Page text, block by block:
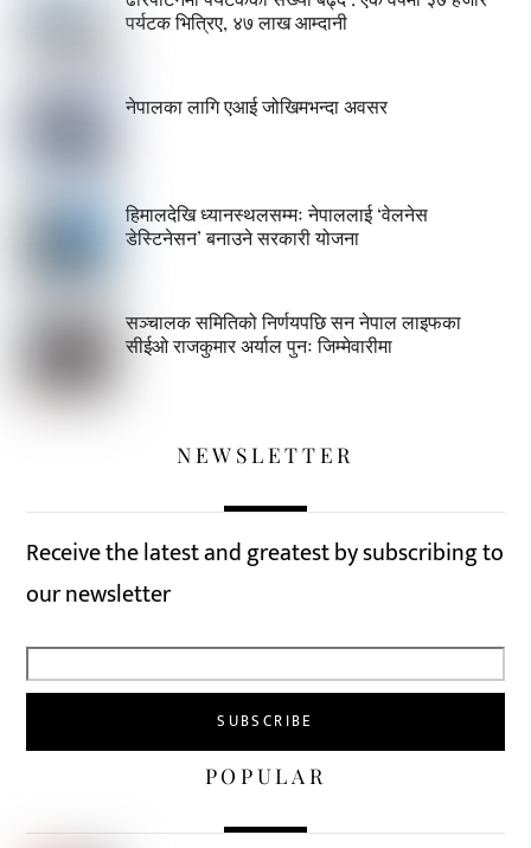
पर्यटक भित्रिए, ४७ लाख आम्दानी
नेपालका लागि एआई जोखिमभन्दा अवसर
हिमालदेखि ध्यानस्थलसम्मः नेपाललाई ‘वेलनेस
डेस्टिनेसन’ बनाउने सरकारी योजना
सञ्चालक समितिको निर्णयपछि सन नेपाल लाइफका
सीईओ राजकुमार अर्याल पुनः जिम्मेवारीमा
NEWSLETTER
Receive the latest and greatest by subscribing to
our newsletter
POPULAR